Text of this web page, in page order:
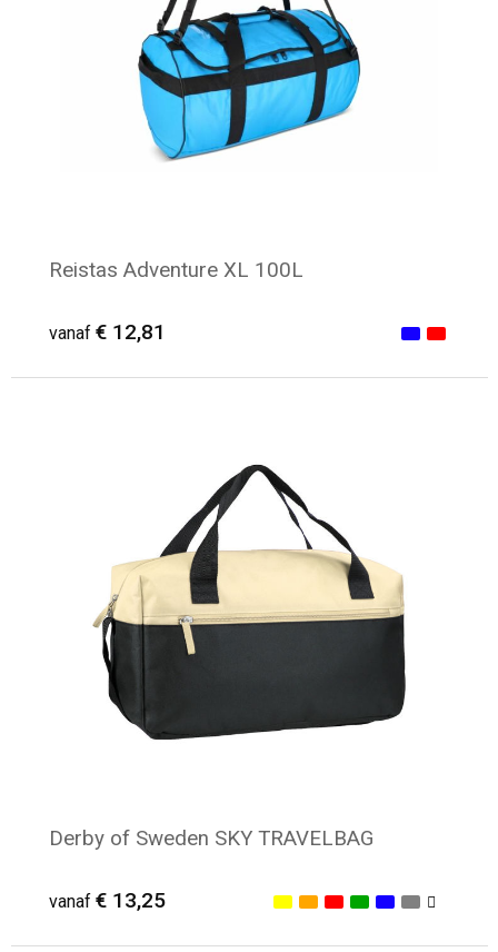
Reistas Adventure XL 100L
vanaf € 12,81
Derby of Sweden SKY TRAVELBAG
vanaf € 13,25